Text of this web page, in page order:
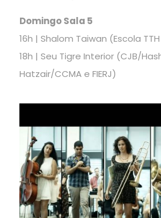
Domingo Sala 5
16h | Shalom Taiwan (Escola TTH
18h | Seu Tigre Interior (CJB/
Hatzair/CCMA e FIERJ)